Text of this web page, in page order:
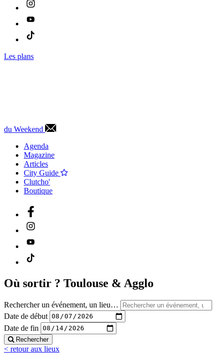
Les plans
du Weekend
Agenda
Magazine
Articles
City Guide
Clutcho'
Boutique
Où sortir ? Toulouse & Agglo
Rechercher un événement, un lieu…
Date de début
Date de fin
Rechercher
< retour aux lieux